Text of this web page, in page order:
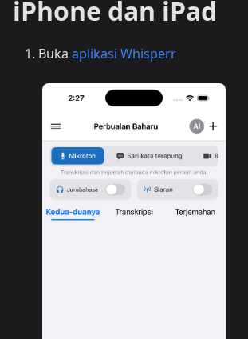
iPhone dan iPad
Buka aplikasi Whisperr